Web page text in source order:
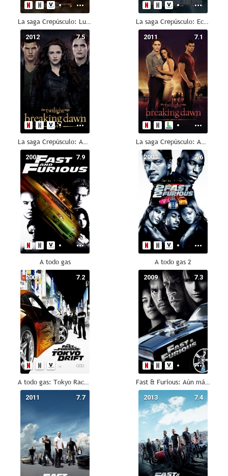
La saga Crepúsculo: Luna nueva La saga Crepúsculo: Eclipse
7.5
2012
La saga Crepúsculo: Amanecer - Parte 2
7.1
2011
La saga Crepúsculo: Amanecer - Parte 1
7.9
2001
A todo gas
7.6
2003
A todo gas 2
7.2
2006
A todo gas: Tokyo Race (A todo gas 3)
7.3
2009
Fast & Furious: Aún más rápido (A todo gas 4)
7.7
2011 7.4
2013